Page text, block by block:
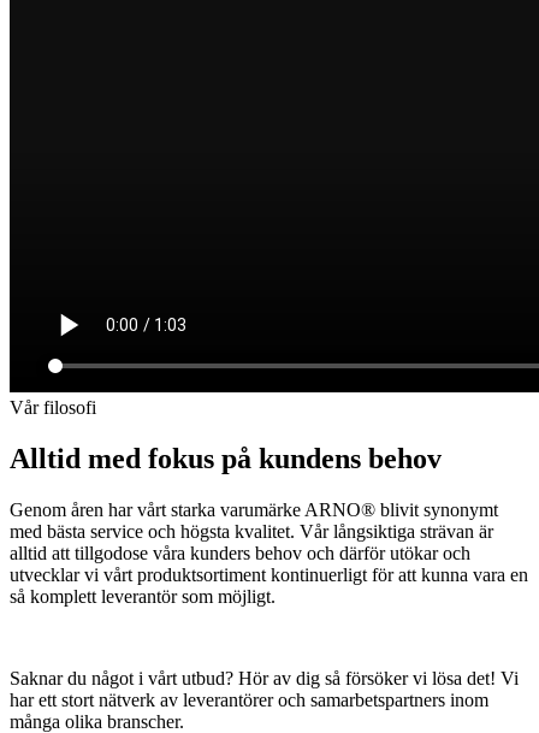
Vår filosofi
Alltid med fokus på kundens behov
Genom åren har vårt starka varumärke ARNO® blivit synonymt
med bästa service och högsta kvalitet. Vår långsiktiga strävan är
alltid att tillgodose våra kunders behov och därför utökar och
utvecklar vi vårt produktsortiment kontinuerligt för att kunna vara en
så komplett leverantör som möjligt.
Saknar du något i vårt utbud? Hör av dig så försöker vi lösa det! Vi
har ett stort nätverk av leverantörer och samarbetspartners inom
många olika branscher.